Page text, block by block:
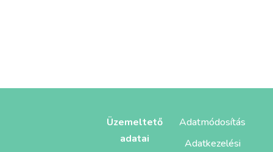
Üzemeltető
adatai
Adatmódosítás
Adatkezelési